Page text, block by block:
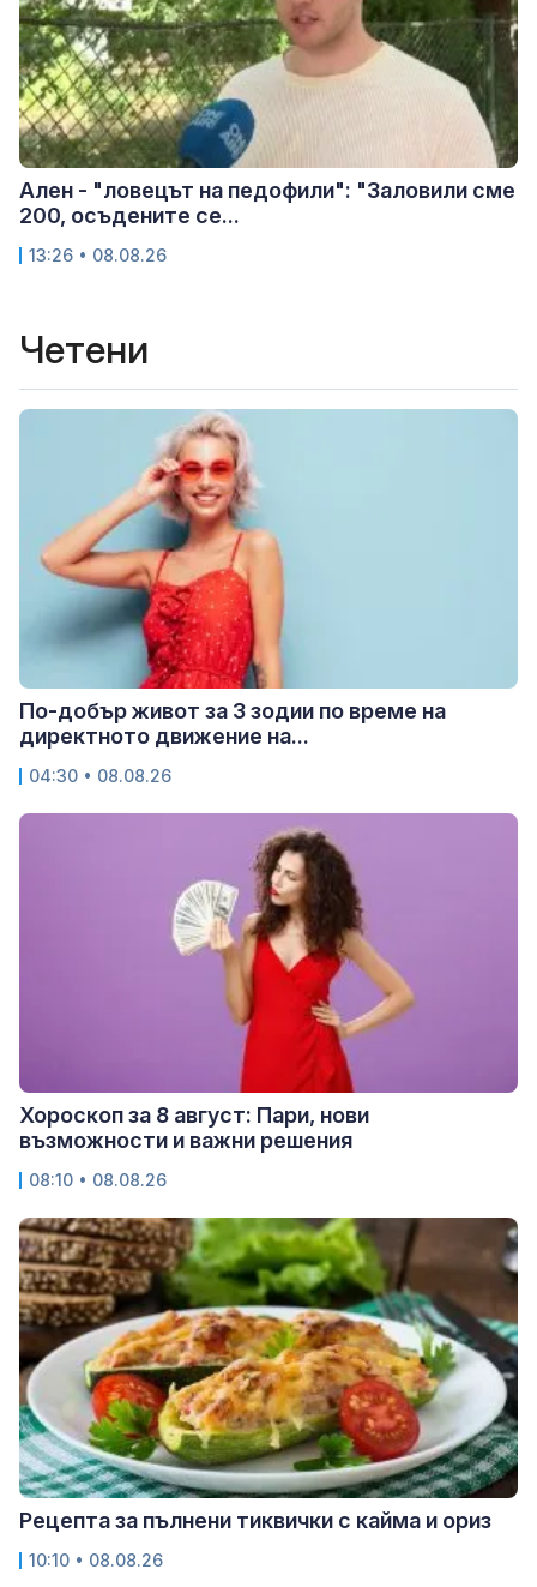
Ален - "ловецът на педофили": "Заловили сме
200, осъдените се...
13:26 • 08.08.26
Четени
По-добър живот за 3 зодии по време на
директното движение на...
04:30 • 08.08.26
Хороскоп за 8 август: Пари, нови
възможности и важни решения
08:10 • 08.08.26
Рецепта за пълнени тиквички с кайма и ориз
10:10 • 08.08.26